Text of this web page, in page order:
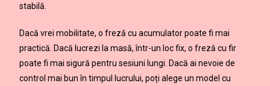
stabilă.
Dacă vrei mobilitate, o freză cu acumulator poate fi mai
practică. Dacă lucrezi la masă, într-un loc fix, o freză cu fir
poate fi mai sigură pentru sesiuni lungi. Dacă ai nevoie de
control mai bun în timpul lucrului, poți alege un model cu